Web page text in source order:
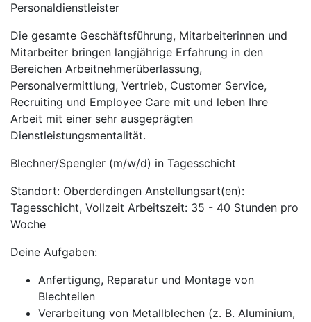
Personaldienstleister
Die gesamte Geschäftsführung, Mitarbeiterinnen und
Mitarbeiter bringen langjährige Erfahrung in den
Bereichen Arbeitnehmerüberlassung,
Personalvermittlung, Vertrieb, Customer Service,
Recruiting und Employee Care mit und leben Ihre
Arbeit mit einer sehr ausgeprägten
Dienstleistungsmentalität.
Blechner/Spengler (m/w/d) in Tagesschicht
Standort: Oberderdingen Anstellungsart(en):
Tagesschicht, Vollzeit Arbeitszeit: 35 - 40 Stunden pro
Woche
Deine Aufgaben:
Anfertigung, Reparatur und Montage von
Blechteilen
Verarbeitung von Metallblechen (z. B. Aluminium,